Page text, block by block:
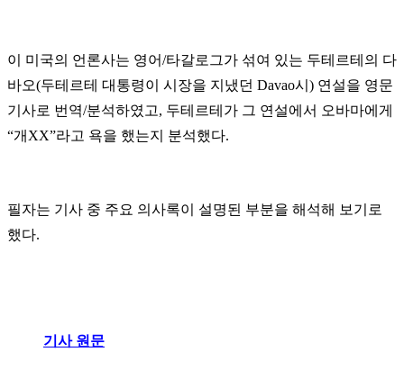
이 미국의 언론사는 영어/타갈로그가 섞여 있는 두테르테의 다
바오(두테르테 대통령이 시장을 지냈던 Davao시) 연설을 영문
기사로 번역/분석하였고, 두테르테가 그 연설에서 오바마에게
“개XX”라고 욕을 했는지 분석했다.
필자는 기사 중 주요 의사록이 설명된 부분을 해석해 보기로
했다.
기사 원문